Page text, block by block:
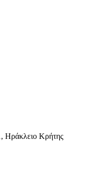
, Ηράκλειο Κρήτης